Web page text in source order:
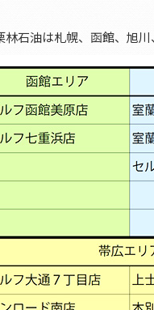
石油は札幌、函館、旭